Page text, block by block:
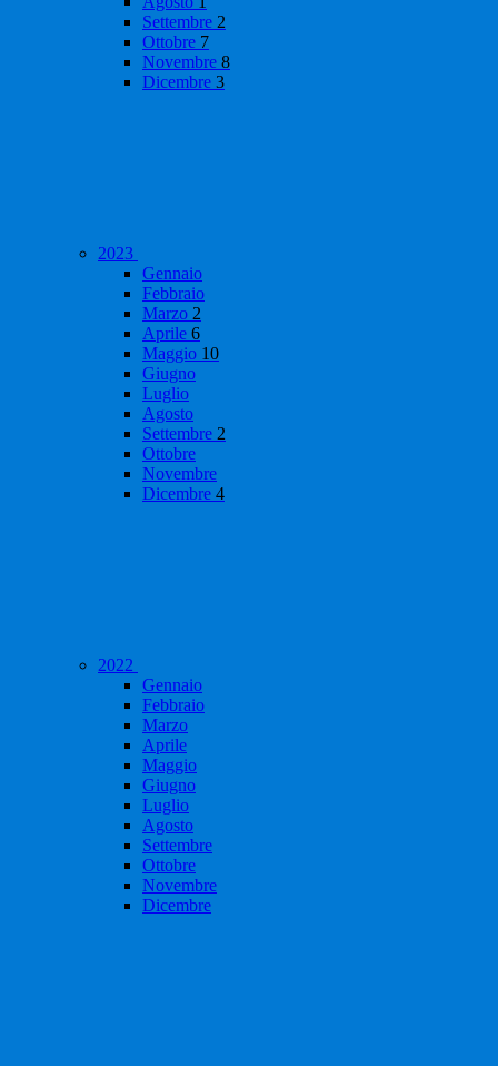
Settembre 2
Ottobre 7
Novembre 8
Dicembre 3
2023
Gennaio
Febbraio
Marzo 2
Aprile 6
Maggio 10
Giugno
Luglio
Agosto
Settembre 2
Ottobre
Novembre
Dicembre 4
2022
Gennaio
Febbraio
Marzo
Aprile
Maggio
Giugno
Luglio
Agosto
Settembre
Ottobre
Novembre
Dicembre